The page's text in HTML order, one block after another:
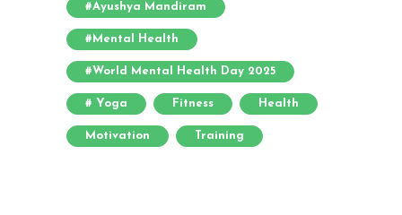
#Ayushya Mandiram
#Mental Health
#World Mental Health Day 2025
# Yoga Fitness Health
Motivation Training